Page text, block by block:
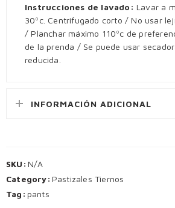
Instrucciones de lavado: Lavar a
30ºc. Centrifugado corto / No usar
/ Planchar máximo 110ºc de
de la prenda / Se puede usar
reducida.
INFORMACIÓN ADICIONAL
SKU: N/A
Category: Pastizales Tiernos
Tag: pants